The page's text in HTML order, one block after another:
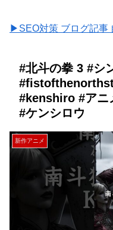
▶SEO対策 ブログ記事
#北斗の拳 3 #シ
#kenshiro #アニ
#ケンシロウ
新作アニメ